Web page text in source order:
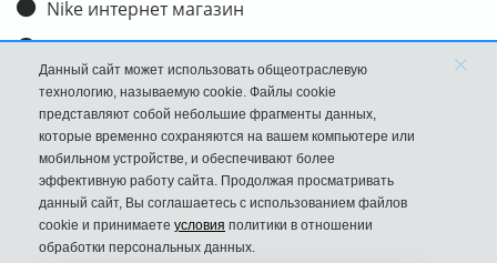
Nike интернет магазин
Доставка и оплата
Обмен и возврат
Размеры
FAQ
Новости
Политика Конфиденциальности
Данный сайт может использовать общеотраслевую
технологию, называемую cookie. Файлы cookie
представляют собой небольшие фрагменты данных,
которые временно сохраняются на вашем компьютере или
мобильном устройстве, и обеспечивают более
эффективную работу сайта. Продолжая просматривать
данный сайт, Вы соглашаетесь с использованием файлов
cookie и принимаете условия политики в отношении
обработки персональных данных.
×